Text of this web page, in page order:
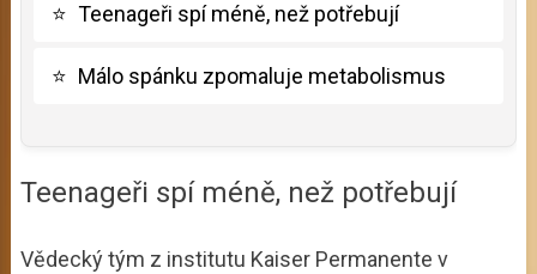
⭐ Teenageři spí méně, než potřebují
⭐ Málo spánku zpomaluje metabolismus
Teenageři spí méně, než potřebují
Vědecký tým z institutu Kaiser Permanente v